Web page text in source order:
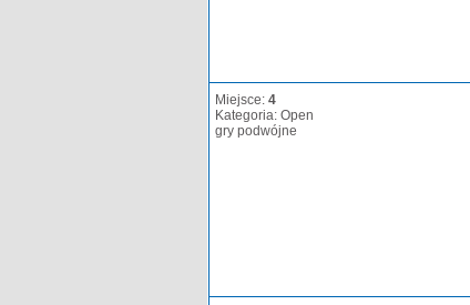
Miejsce: 4
Kategoria: Open
gry podwójne